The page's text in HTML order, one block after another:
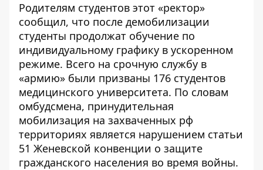
Родителям студентов этот «ректор»
сообщил, что после демобилизации
студенты продолжат обучение по
индивидуальному графику в ускоренном
режиме. Всего на срочную службу в
«армию» были призваны 176 студентов
медицинского университета. По словам
омбудсмена, принудительная
мобилизация на захваченных рф
территориях является нарушением статьи
51 Женевской конвенции о защите
гражданского населения во время войны.